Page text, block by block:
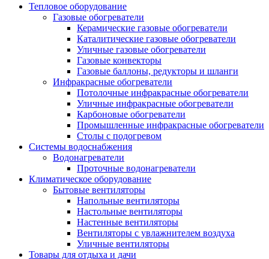
Тепловое оборудование
Газовые обогреватели
Керамические газовые обогреватели
Каталитические газовые обогреватели
Уличные газовые обогреватели
Газовые конвекторы
Газовые баллоны, редукторы и шланги
Инфракрасные обогреватели
Потолочные инфракрасные обогреватели
Уличные инфракрасные обогреватели
Карбоновые обогреватели
Промышленные инфракрасные обогреватели
Столы с подогревом
Системы водоснабжения
Водонагреватели
Проточные водонагреватели
Климатическое оборудование
Бытовые вентиляторы
Напольные вентиляторы
Настольные вентиляторы
Настенные вентиляторы
Вентиляторы с увлажнителем воздуха
Уличные вентиляторы
Товары для отдыха и дачи